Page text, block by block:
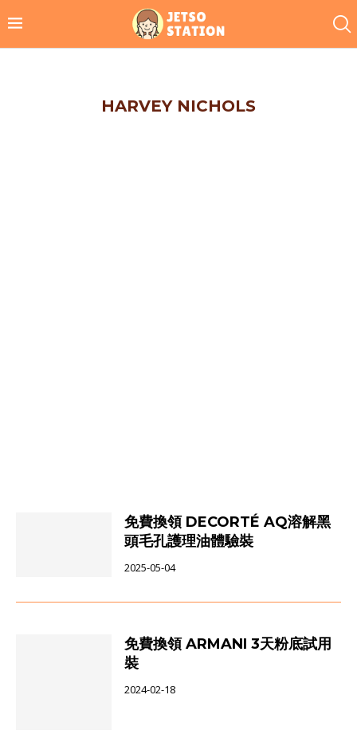
HARVEY NICHOLS
免費換領 DECORTÉ AQ溶解黑
頭毛孔護理油體驗裝
2025-05-04
免費換領 ARMANI 3天粉底試用
裝
2024-02-18